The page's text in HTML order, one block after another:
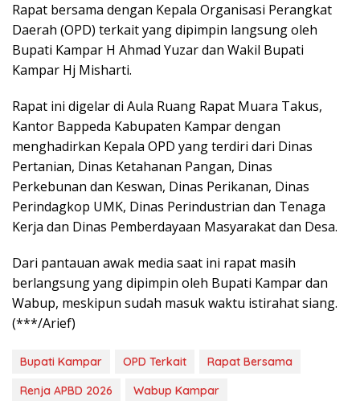
Rapat bersama dengan Kepala Organisasi Perangkat
Daerah (OPD) terkait yang dipimpin langsung oleh
Bupati Kampar H Ahmad Yuzar dan Wakil Bupati
Kampar Hj Misharti.
Rapat ini digelar di Aula Ruang Rapat Muara Takus,
Kantor Bappeda Kabupaten Kampar dengan
menghadirkan Kepala OPD yang terdiri dari Dinas
Pertanian, Dinas Ketahanan Pangan, Dinas
Perkebunan dan Keswan, Dinas Perikanan, Dinas
Perindagkop UMK, Dinas Perindustrian dan Tenaga
Kerja dan Dinas Pemberdayaan Masyarakat dan Desa.
Dari pantauan awak media saat ini rapat masih
berlangsung yang dipimpin oleh Bupati Kampar dan
Wabup, meskipun sudah masuk waktu istirahat siang.
(***/Arief)
Bupati Kampar OPD Terkait
Rapat Bersama
Renja APBD 2026
Wabup Kampar